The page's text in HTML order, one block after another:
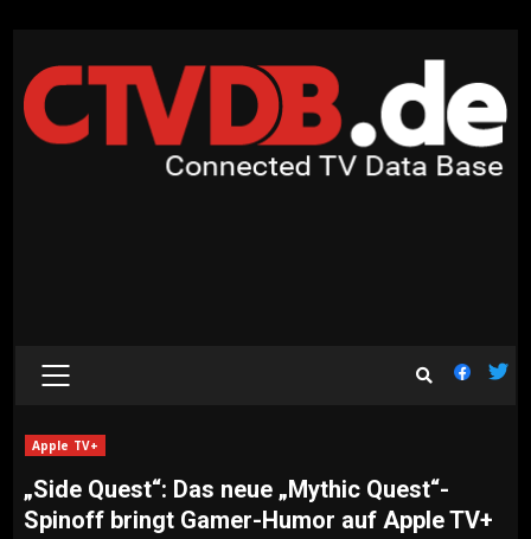
content
PRIMARY
Apple TV+
„Side Quest“: Das neue „Mythic Quest“-
Spinoff bringt Gamer-Humor auf Apple TV+